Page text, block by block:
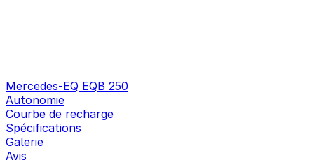
Mercedes-EQ EQB 250
Autonomie
Courbe de recharge
Spécifications
Galerie
Avis